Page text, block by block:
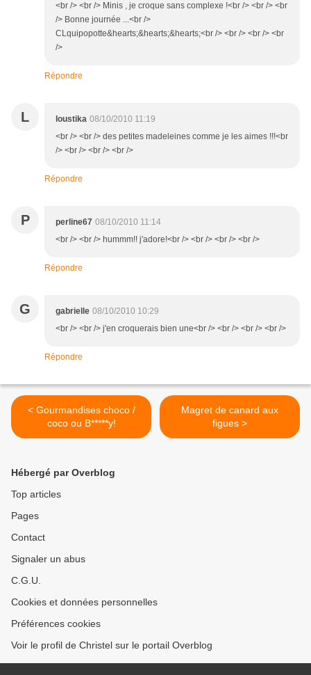
<br /> <br /> Minis , je croque sans complexe !<br /> <br /> <br
/> Bonne journée ...<br />
CLquipopotte&hearts;&hearts;&hearts;<br /> <br /> <br /> <br
/>
Répondre
L loustika 08/10/2010 11:19
<br /> <br /> des petites madeleines comme je les aimes !!!<br
/> <br /> <br /> <br />
Répondre
P perline67 08/10/2010 11:14
<br /> <br /> hummm!! j'adore!<br /> <br /> <br /> <br />
Répondre
G gabrielle 08/10/2010 10:29
<br /> <br /> j'en croquerais bien une<br /> <br /> <br /> <br />
Répondre
< Gourmandises choco /
coco ou B*****y!
Magret de canard aux
figues >
Hébergé par Overblog
Top articles
Pages
Contact
Signaler un abus
C.G.U.
Cookies et données personnelles
Préférences cookies
Voir le profil de Christel sur le portail Overblog